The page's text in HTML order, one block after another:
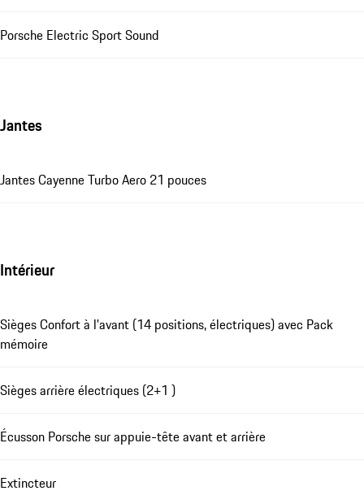
Porsche Electric Sport Sound
Jantes
Jantes Cayenne Turbo Aero 21 pouces
Intérieur
Sièges Confort à l'avant (14 positions, électriques) avec Pack
mémoire
Sièges arrière électriques (2+1 )
Écusson Porsche sur appuie-tête avant et arrière
Extincteur